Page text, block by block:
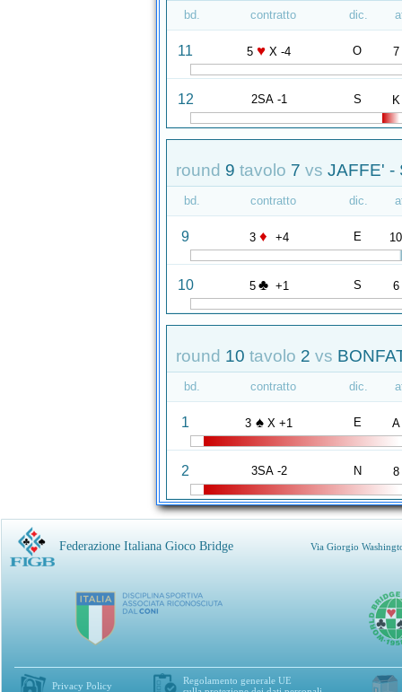
bd. contratto dic.
11 5 ♥ X -4 O 7
12 2SA -1 S K
round 9 tavolo 7 vs JAFFE' -
bd. contratto dic.
9 3 ♦ +4 E 10
10 5 ♣ +1 S 6
round 10 tavolo 2 vs
bd. contratto dic.
1 3 ♠ X +1 E A
2 3SA -2 N 8
Federazione Italiana Gioco Bridge Via Giorgio
Privacy Policy
Regolamento generale UE